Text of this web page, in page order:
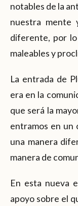
notables de la
nuestra mente
diferente, por
maleables y
La entrada de
era en la
que será la
entramos en un
una manera
manera de
En esta nueva
apoyo sobre el